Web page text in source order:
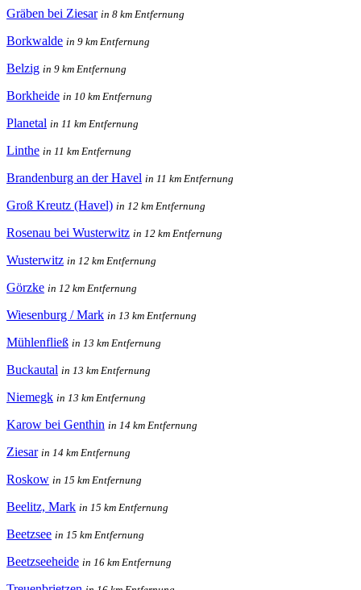
Gräben bei Ziesar in 8 km Entfernung
Borkwalde in 9 km Entfernung
Belzig in 9 km Entfernung
Borkheide in 10 km Entfernung
Planetal in 11 km Entfernung
Linthe in 11 km Entfernung
Brandenburg an der Havel in 11 km Entfernung
Groß Kreutz (Havel) in 12 km Entfernung
Rosenau bei Wusterwitz in 12 km Entfernung
Wusterwitz in 12 km Entfernung
Görzke in 12 km Entfernung
Wiesenburg / Mark in 13 km Entfernung
Mühlenfließ in 13 km Entfernung
Buckautal in 13 km Entfernung
Niemegk in 13 km Entfernung
Karow bei Genthin in 14 km Entfernung
Ziesar in 14 km Entfernung
Roskow in 15 km Entfernung
Beelitz, Mark in 15 km Entfernung
Beetzsee in 15 km Entfernung
Beetzseeheide in 16 km Entfernung